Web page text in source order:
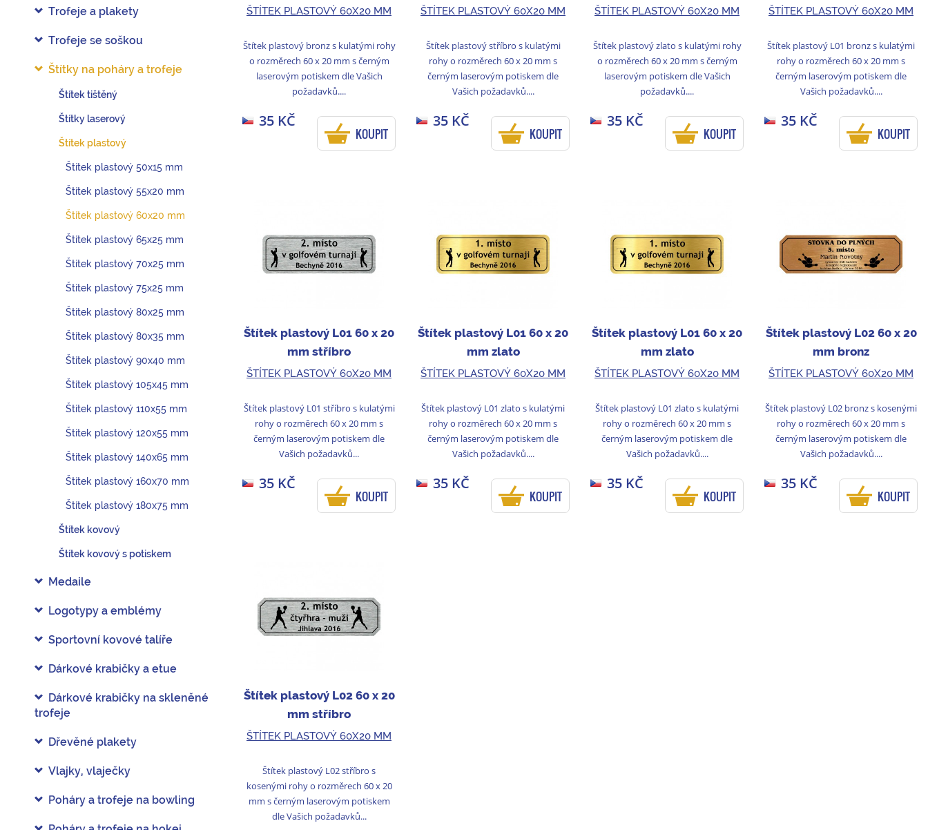
Trofeje a plakety
Trofeje se soškou
Štítky na poháry a trofeje
Štítek tištěný
Štítky laserový
Štítek plastový
Štítek plastový 50x15 mm
Štítek plastový 55x20 mm
Štítek plastový 60x20 mm
Štítek plastový 65x25 mm
Štítek plastový 70x25 mm
Štítek plastový 75x25 mm
Štítek plastový 80x25 mm
Štítek plastový 80x35 mm
Štítek plastový 90x40 mm
Štítek plastový 105x45 mm
Štítek plastový 110x55 mm
Štítek plastový 120x55 mm
Štítek plastový 140x65 mm
Štítek plastový 160x70 mm
Štítek plastový 180x75 mm
Štítek kovový
Štítek kovový s potiskem
Medaile
Logotypy a emblémy
Sportovní kovové talíře
Dárkové krabičky a etue
Dárkové krabičky na skleněné
trofeje
Dřevěné plakety
Vlajky, vlaječky
Poháry a trofeje na bowling
ŠTÍTEK PLASTOVÝ 60X20 MM
Štítek plastový bronz s kulatými rohy
o rozměrech 60 x 20 mm s černým
laserovým potiskem dle Vašich
požadavků....
35 KČ
KOUPIT
ŠTÍTEK PLASTOVÝ 60X20 MM
Štítek plastový stříbro s kulatými
rohy o rozměrech 60 x 20 mm s
černým laserovým potiskem dle
Vašich požadavků....
35 KČ
KOUPIT
ŠTÍTEK PLASTOVÝ 60X20 MM
Štítek plastový zlato s kulatými rohy
o rozměrech 60 x 20 mm s černým
laserovým potiskem dle Vašich
požadavků....
35 KČ
KOUPIT
ŠTÍTEK PLASTOVÝ 60X20 MM
Štítek plastový L01 bronz s kulatými
rohy o rozměrech 60 x 20 mm s
černým laserovým potiskem dle
Vašich požadavků....
35 KČ
KOUPIT
Štítek plastový L01 60 x 20
mm stříbro
ŠTÍTEK PLASTOVÝ 60X20 MM
Štítek plastový L01 stříbro s kulatými
rohy o rozměrech 60 x 20 mm s
černým laserovým potiskem dle
Vašich požadavků...
35 KČ
KOUPIT
Štítek plastový L01 60 x 20
mm zlato
ŠTÍTEK PLASTOVÝ 60X20 MM
Štítek plastový L01 zlato s kulatými
rohy o rozměrech 60 x 20 mm s
černým laserovým potiskem dle
Vašich požadavků....
35 KČ
KOUPIT
Štítek plastový L01 60 x 20
mm zlato
ŠTÍTEK PLASTOVÝ 60X20 MM
Štítek plastový L01 zlato s kulatými
rohy o rozměrech 60 x 20 mm s
černým laserovým potiskem dle
Vašich požadavků....
35 KČ
KOUPIT
Štítek plastový L02 60 x 20
mm bronz
ŠTÍTEK PLASTOVÝ 60X20 MM
Štítek plastový L02 bronz s kosenými
rohy o rozměrech 60 x 20 mm s
černým laserovým potiskem dle
Vašich požadavků....
35 KČ
KOUPIT
Štítek plastový L02 60 x 20
mm stříbro
ŠTÍTEK PLASTOVÝ 60X20 MM
Štítek plastový L02 stříbro s
kosenými rohy o rozměrech 60 x 20
mm s černým laserovým potiskem
dle Vašich požadavků...